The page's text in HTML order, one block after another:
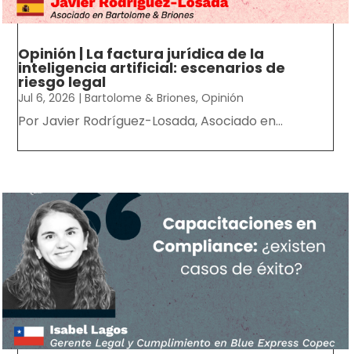
Opinión | La factura jurídica de la
inteligencia artificial: escenarios de
riesgo legal
Jul 6, 2026 |Bartolome & Briones,Opinión
Por Javier Rodríguez-Losada, Asociado en...